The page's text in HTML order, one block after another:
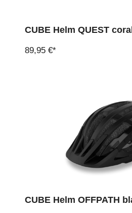
CUBE Helm QUEST
89,95 €*
CUBE Helm OFFPATH